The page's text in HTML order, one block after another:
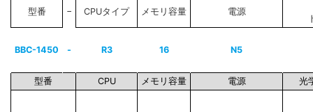
型番 − CPUタイプ メモリ容量 電源
BBC-1450 - R3 16 N5
型番 CPU メモリ容量 電源 光